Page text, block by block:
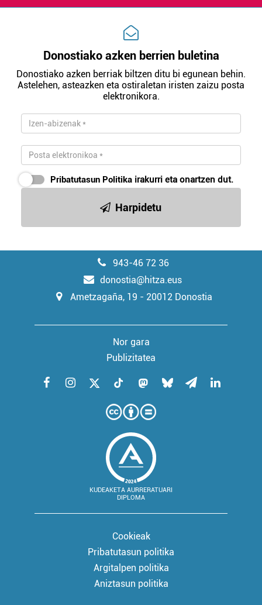
Donostiako azken berrien buletina
Donostiako azken berriak biltzen ditu bi egunean behin.
Astelehen, asteazken eta ostiraletan iristen zaizu posta
elektronikora.
Pribatutasun Politika irakurri eta onartzen dut.
Harpidetu
943-46 72 36
donostia@hitza.eus
Ametzagaña, 19 - 20012 Donostia
Nor gara
Publizitatea
KUDEAKETA AURRERATUARI
DIPLOMA
Cookieak
Pribatutasun politika
Argitalpen politika
Aniztasun politika